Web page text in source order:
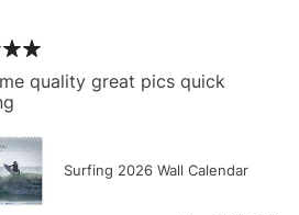
quality great pics quick
Surfing 2026 Wall Calendar